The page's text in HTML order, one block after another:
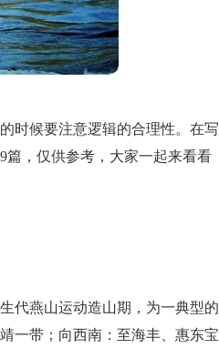
时候要注意逻辑的合理性。在写
篇，仅供参考，大家一起来看看
代燕山运动造山期，为一典型的
一带；向西南：至海丰、惠东宝